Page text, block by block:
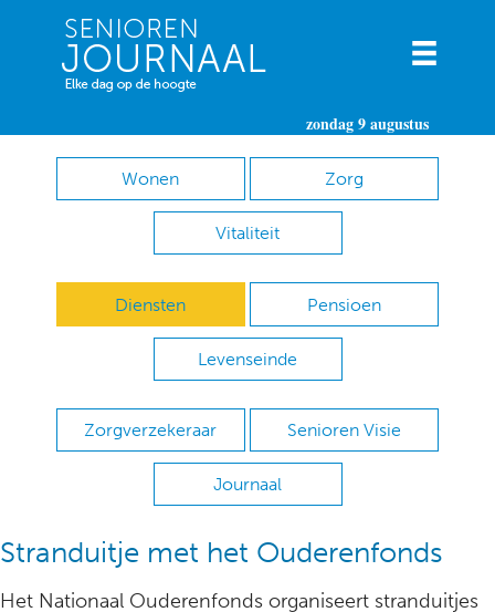
zondag 9 augustus
Wonen Zorg
Vitaliteit
Diensten Pensioen
Levenseinde
Zorgverzekeraar Senioren Visie
Journaal
Stranduitje met het Ouderenfonds
Het Nationaal Ouderenfonds organiseert stranduitjes